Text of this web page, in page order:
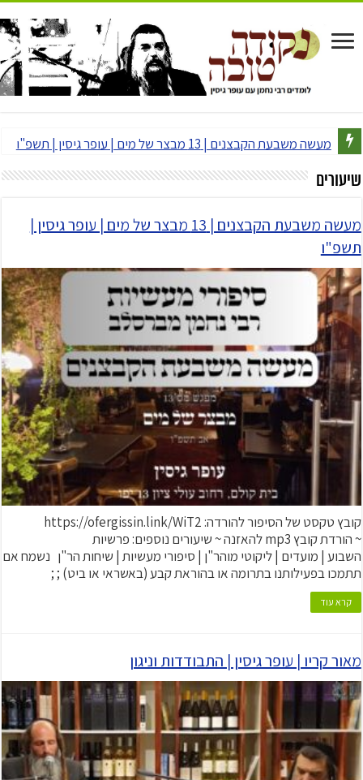
מאור קריו | עופר גיסין | התבודדות וניגון
שיעורים
מעשה משבעת הקבצנים | 13 מבצר של מים | עופר גיסין |
תשפ"ו
קובץ טקסט של הסיפור להורדה: https://ofergissin.link/WiT2
~ הורדת קובץ mp3 להאזנה ~ שיעורים נוספים: פרשיות
השבוע | מועדים | ליקוטי מוהר"ן | סיפורי מעשיות | שיחות הר"ן נשמח אם
תתמכו בפעילותנו בתרומה או בהוראת קבע (באשראי או ביט) ; ;
קרא עוד
מאור קריו | עופר גיסין | התבודדות וניגון